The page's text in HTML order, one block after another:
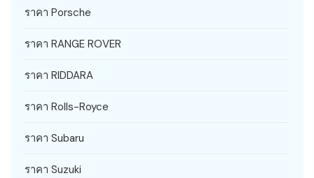
ราคา Porsche
ราคา RANGE ROVER
ราคา RIDDARA
ราคา Rolls-Royce
ราคา Subaru
ราคา Suzuki